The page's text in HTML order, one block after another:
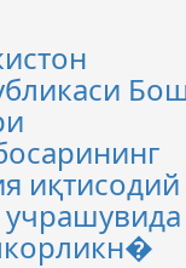
иқтисодий